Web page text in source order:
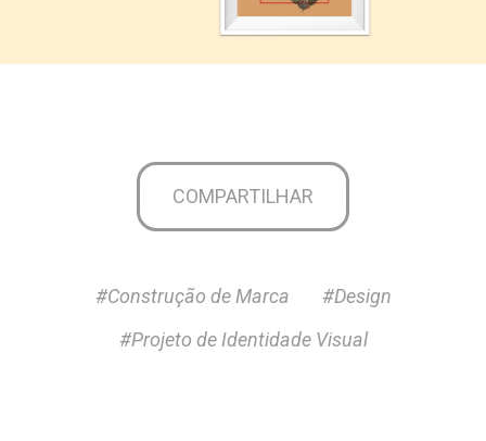
COMPARTILHAR
#Construção de Marca
#Design
#Projeto de Identidade Visual